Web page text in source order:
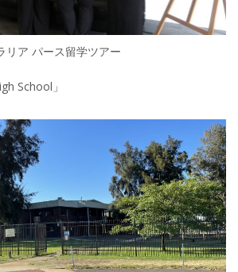
リア パース留学ツアー
School」